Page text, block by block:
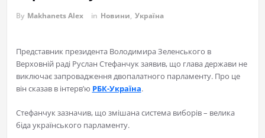
By Makhanets Alex in Новини, Україна
Представник президента Володимира Зеленського в
Верховній раді Руслан Стефанчук заявив, що глава держави не
виключає запровадження двопалатного парламенту. Про це
він сказав в інтерв’ю РБК-Україна.
Стефанчук зазначив, що змішана система виборів – велика
біда українського парламенту.